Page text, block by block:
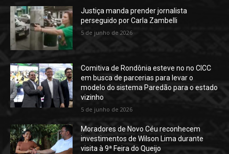
Justiça manda prender jornalista
perseguido por Carla Zambelli
5 de junho de 2026
Comitiva de Rondônia esteve no no CICC
em busca de parcerias para levar o
modelo do sistema Paredão para o estado
vizinho
5 de junho de 2026
Moradores de Novo Céu reconhecem
investimentos de Wilson Lima durante
visita à 9ª Feira do Queijo